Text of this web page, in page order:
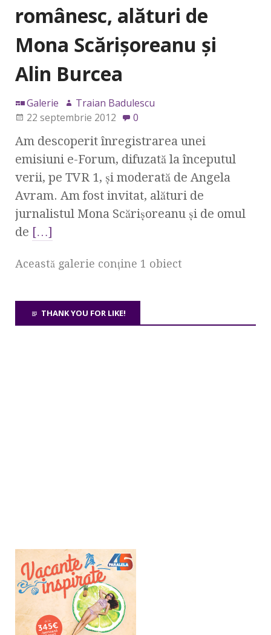
românesc, alături de
Mona Scărişoreanu şi
Alin Burcea
Galerie
Traian Badulescu
22 septembrie 2012
0
Am descoperit înregistrarea unei
emisiuni e-Forum, difuzată la începutul
verii, pe TVR 1, şi moderată de Angela
Avram. Am fost invitat, alături de
jurnalistul Mona Scărişoreanu şi de omul
de […]
Această galerie conţine 1 obiect
THANK YOU FOR LIKE!